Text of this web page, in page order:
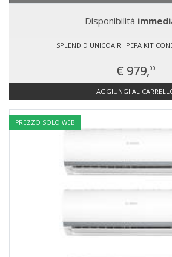
Disponibilità
SPLENDID UNICOAIRHPEFA KIT
€ 979,00
AGGIUNGI AL
PREZZO SOLO WEB